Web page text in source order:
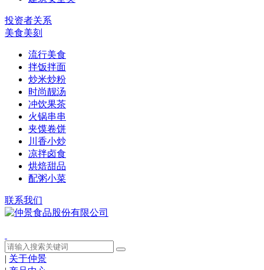
投资者关系
美食美刻
流行美食
拌饭拌面
炒米炒粉
时尚靓汤
冲饮果茶
火锅串串
夹馍卷饼
川香小炒
凉拌卤食
烘焙甜品
配粥小菜
联系我们
| 关于仲景